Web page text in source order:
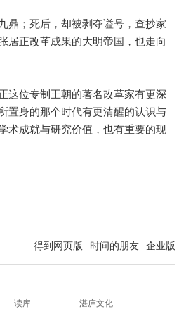
鼎；死后，却被剥夺谥号，查抄家
居正改革成果的大明帝国，也走向
这位专制王朝的著名改革家有更深
置身的那个时代有更清醒的认识与
术成就与研究价值，也有重要的现
得到网页版 时间的朋友 企业版
读库
湛庐文化